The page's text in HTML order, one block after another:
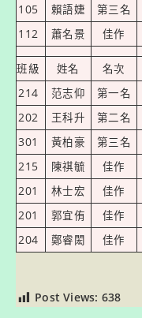
105 賴語婕 第三名
112
蕭名景 佳作
班級 姓名 名次
214
范志仰 第一名
202
王科升 第二名
301
黃柏豪 第三名
215
陳祺毓 佳作
201
林士宏 佳作
201
郭宜侑 佳作
204
鄭睿閎 佳作
Post Views: 638